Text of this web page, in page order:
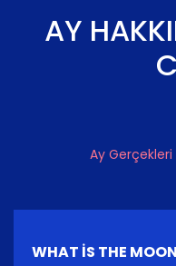
AY
Ay Gerçekleri
WHAT IS THE